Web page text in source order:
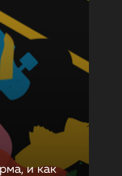
и как